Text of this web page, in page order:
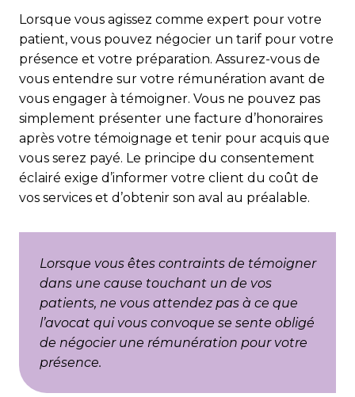
Lorsque vous agissez comme expert pour votre
patient, vous pouvez négocier un tarif pour votre
présence et votre préparation. Assurez-vous de
vous entendre sur votre rému­nération avant de
vous engager à témoigner. Vous ne pouvez pas
simplement présenter une facture d’honoraires
après votre témoignage et tenir pour acquis que
vous serez payé. Le principe du consentement
éclairé exige d’informer votre client du coût de
vos services et d’obtenir son aval au préalable.
Lorsque vous êtes contraints de témoigner
dans une cause touchant un de vos
patients, ne vous attendez pas à ce que
l’avocat qui vous convoque se sente obligé
de négocier une rémunération pour votre
présence.